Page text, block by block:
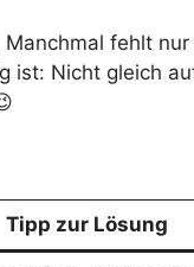
fehlt
ist: Nicht gleich
Tipp zur Lösung